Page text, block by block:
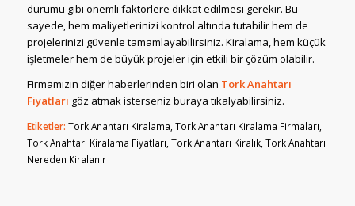
durumu gibi önemli faktörlere dikkat edilmesi gerekir. Bu
sayede, hem maliyetlerinizi kontrol altında tutabilir hem de
projelerinizi güvenle tamamlayabilirsiniz. Kiralama, hem küçük
işletmeler hem de büyük projeler için etkili bir çözüm olabilir.
Firmamızın diğer haberlerinden biri olan Tork Anahtarı
Fiyatları göz atmak isterseniz buraya tıkalyabilirsiniz.
Etiketler: Tork Anahtarı Kiralama Tork Anahtarı Kiralama Firmaları
Tork Anahtarı Kiralama Fiyatları Tork Anahtarı Kiralık, Tork Anahtarı
Nereden Kiralanır